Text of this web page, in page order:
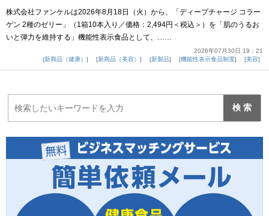
株式会社ファンケルは2026年8月18日（火）から、「ディープチャージ コラー
ゲン 2種のゼリー」（1箱10本入り／価格：2,494円＜税込＞）を「肌のうるお
いと弾力を維持する」機能性表示食品として、……
2026年07月30日 19：21
新商品（健康）
新商品（美容） 新製品 機能性表示食品制度 美容